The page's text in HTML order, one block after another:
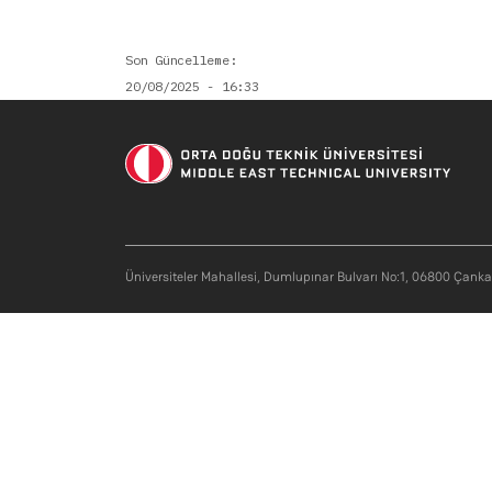
Son Güncelleme
20/08/2025 - 16:33
Üniversiteler Mahallesi, Dumlupınar Bulvarı No:1, 06800